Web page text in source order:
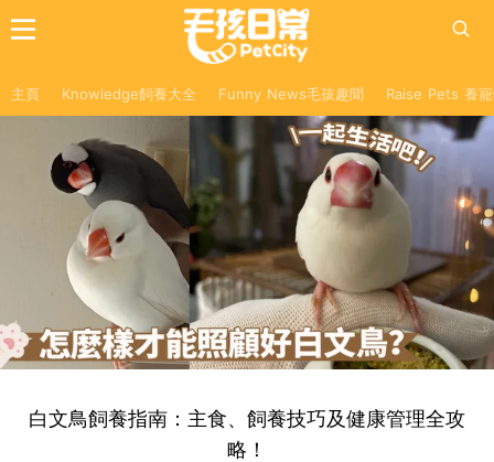
主頁 Knowledge飼養大全 Funny News毛孩趣聞 Raise Pets 養
白文鳥飼養指南：主食、飼養技巧及健康管理全攻
略！